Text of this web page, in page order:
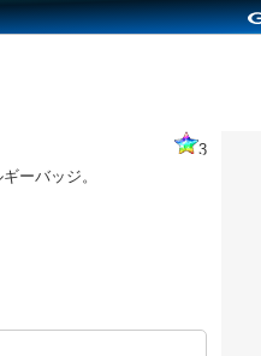
3
ーバッジ。